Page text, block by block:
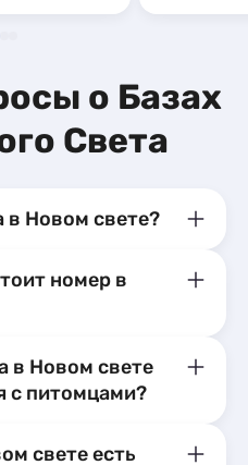
и зимнее
но всё в
мелочей. В
декор
которых -
теплые,
о Базах
Света
Новом свете?
номер в
в Новом свете
с питомцами?
свете есть